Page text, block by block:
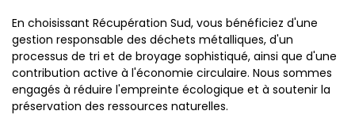
En choisissant Récupération Sud, vous bénéficiez d'une
gestion responsable des déchets métalliques, d'un
processus de tri et de broyage sophistiqué, ainsi que d'une
contribution active à l'économie circulaire. Nous sommes
engagés à réduire l'empreinte écologique et à soutenir la
préservation des ressources naturelles.